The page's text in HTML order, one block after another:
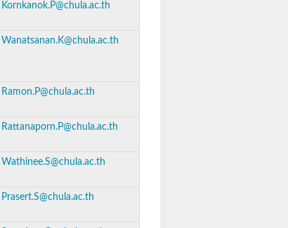
Kornkanok.P@chula.ac.th
Wanatsanan.K@chula.ac.th
Ramon.P@chula.ac.th
Rattanaporn.P@chula.ac.th
Wathinee.S@chula.ac.th
Prasert.S@chula.ac.th